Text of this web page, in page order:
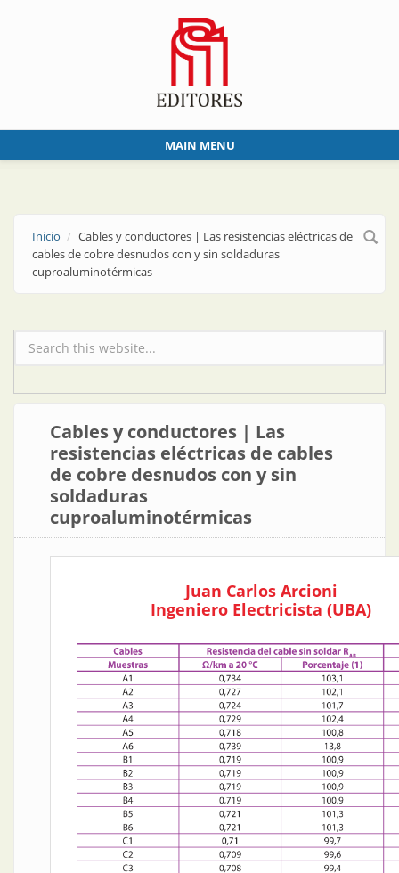
MAIN MENU
Inicio
Cables y conductores | Las resistencias eléctricas de
cables de cobre desnudos con y sin soldaduras
cuproaluminotérmicas
Formulario de búsqueda
Cables y conductores | Las
resistencias eléctricas de cables
de cobre desnudos con y sin
soldaduras
cuproaluminotérmicas
Juan Carlos Arcioni
Ingeniero Electricista (UBA)